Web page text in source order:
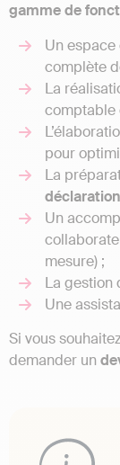
gamme de
Un
complète
La
comptable
pour
La
Un
mesure) ;
La gestion
Une
Si vous
demander un